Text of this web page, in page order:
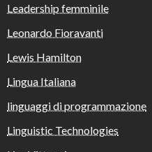
Leadership femminile
Leonardo Fioravanti
Lewis Hamilton
Lingua Italiana
linguaggi di programmazione
Linguistic Technologies